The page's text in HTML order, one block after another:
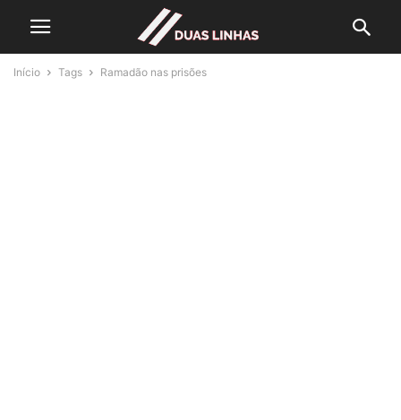
Início Tags Ramadão nas prisões